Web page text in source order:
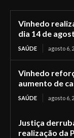
Vinhedo
dia 14 de
SAÚDE agosto 6,
Vinhedo
aumento de
SAÚDE agosto 6,
Justiça
realização da